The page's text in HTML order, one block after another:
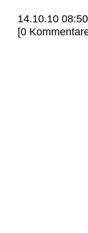
14.10.10 08:50
[0